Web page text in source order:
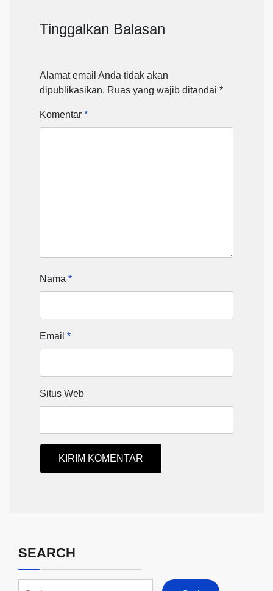
Tinggalkan Balasan
Alamat email Anda tidak akan
dipublikasikan. Ruas yang wajib ditandai *
Komentar *
Nama *
Email *
Situs Web
SEARCH